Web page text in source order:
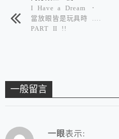
I Have a Dream ．
當放眼皆是玩具時 ….
PART II !!
一般留言
一眼表示: